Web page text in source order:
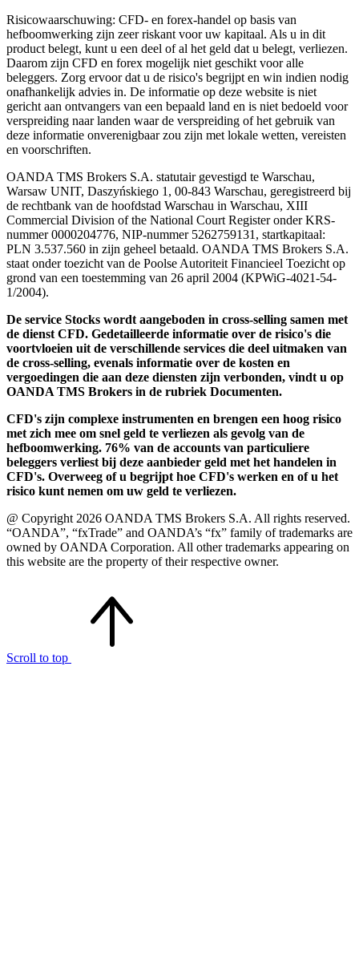
Risicowaarschuwing: CFD- en forex-handel op basis van
hefboomwerking zijn zeer riskant voor uw kapitaal. Als u in dit
product belegt, kunt u een deel of al het geld dat u belegt, verliezen.
Daarom zijn CFD en forex mogelijk niet geschikt voor alle
beleggers. Zorg ervoor dat u de risico's begrijpt en win indien nodig
onafhankelijk advies in. De informatie op deze website is niet
gericht aan ontvangers van een bepaald land en is niet bedoeld voor
verspreiding naar landen waar de verspreiding of het gebruik van
deze informatie onverenigbaar zou zijn met lokale wetten, vereisten
en voorschriften.
OANDA TMS Brokers S.A. statutair gevestigd te Warschau,
Warsaw UNIT, Daszyńskiego 1, 00-843 Warschau, geregistreerd bij
de rechtbank van de hoofdstad Warschau in Warschau, XIII
Commercial Division of the National Court Register onder KRS-
nummer 0000204776, NIP-nummer 5262759131, startkapitaal:
PLN 3.537.560 in zijn geheel betaald. OANDA TMS Brokers S.A.
staat onder toezicht van de Poolse Autoriteit Financieel Toezicht op
grond van een toestemming van 26 april 2004 (KPWiG-4021-54-
1/2004).
De service Stocks wordt aangeboden in cross-selling samen met
de dienst CFD. Gedetailleerde informatie over de risico's die
voortvloeien uit de verschillende services die deel uitmaken van
de cross-selling, evenals informatie over de kosten en
vergoedingen die aan deze diensten zijn verbonden, vindt u op
OANDA TMS Brokers in de rubriek Documenten.
CFD's zijn complexe instrumenten en brengen een hoog risico
met zich mee om snel geld te verliezen als gevolg van de
hefboomwerking. 76% van de accounts van particuliere
beleggers verliest bij deze aanbieder geld met het handelen in
CFD's. Overweeg of u begrijpt hoe CFD's werken en of u het
risico kunt nemen om uw geld te verliezen.
@ Copyright 2026 OANDA TMS Brokers S.A. All rights reserved.
“OANDA”, “fxTrade” and OANDA’s “fx” family of trademarks are
owned by OANDA Corporation. All other trademarks appearing on
this website are the property of their respective owner.
Scroll to top